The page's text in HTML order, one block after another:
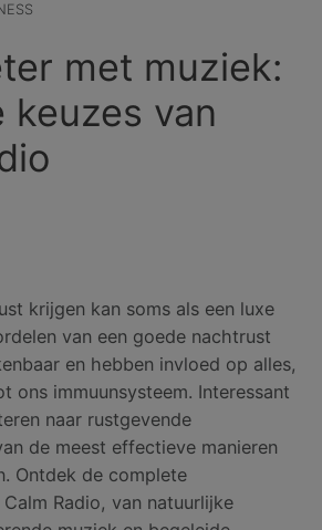
met muziek:
keuzes van
krijgen kan soms als een luxe
van een goede nachtrust
en hebben invloed op alles,
ons immuunsysteem. Interessant
naar rustgevende
de meest effectieve manieren
Ontdek de complete
Radio, van natuurlijke